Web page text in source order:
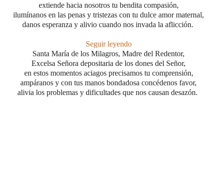
extiende hacia nosotros tu bendita compasión,
ilumínanos en las penas y tristezas con tu dulce amor maternal,
danos esperanza y alivio cuando nos invada la aflicción.
Seguir leyendo
Santa María de los Milagros, Madre del Redentor,
Excelsa Señora depositaria de los dones del Señor,
en estos momentos aciagos precisamos tu comprensión,
ampáranos y con tus manos bondadosa concédenos favor,
alivia los problemas y dificultades que nos causan desazón.